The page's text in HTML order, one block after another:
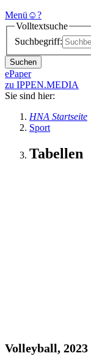
Menü ☺?
Volltextsuche
Suchbegriff:
Suchen
ePaper
zu IPPEN.MEDIA
Sie sind hier:
HNA Startseite
Sport
Tabellen
Volleyball, 2023